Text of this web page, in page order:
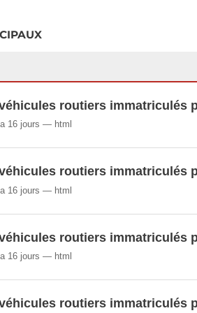
immatriculées par masse
routiers immatriculés par
routiers immatriculés
routiers immatriculés
routiers immatriculés
de marchandises par pays
de marchandises par type
de marchandises par
de marchandises par type
de marchandises par type
routiers immatriculés
16 jours html
routiers immatriculés
16 jours html
routiers immatriculés
16 jours html
routiers immatriculés